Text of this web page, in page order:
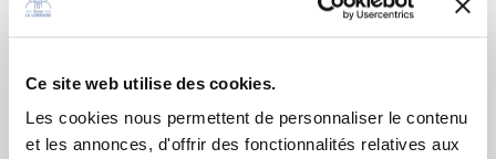
Ce site web utilise des cookies.
Les cookies nous permettent de personnaliser le contenu
et les annonces, d'offrir des fonctionnalités relatives aux
condition nécessaire pour la fonction est la
détention d'un numéro AVIQ !